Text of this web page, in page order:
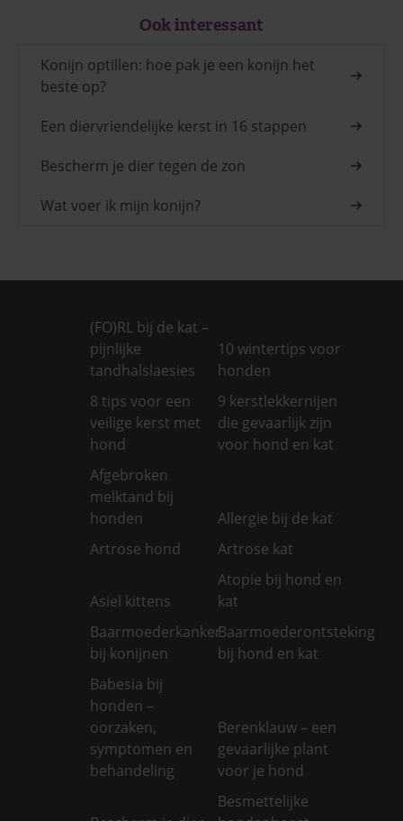
Ook interessant
Konijn optillen: hoe pak je een konijn het
beste op?
Een diervriendelijke kerst in 16 stappen
Bescherm je dier tegen de zon
Wat voer ik mijn konijn?
(FO)RL bij de kat –
pijnlijke
tandhalslaesies
10 wintertips voor
honden
8 tips voor een
veilige kerst met
hond
9 kerstlekkernijen
die gevaarlijk zijn
voor hond en kat
Afgebroken
melktand bij
honden
Allergie bij de kat
Artrose hond
Artrose kat
Asiel kittens
Atopie bij hond en
kat
Baarmoederkanker
bij konijnen
Baarmoederontsteking
bij hond en kat
Babesia bij
honden –
oorzaken,
symptomen en
behandeling
Berenklauw – een
gevaarlijke plant
voor je hond
Besmettelijke